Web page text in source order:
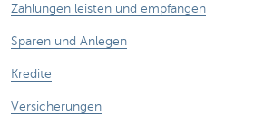
Zahlungen leisten und empfangen
Sparen und Anlegen
Kredite
Versicherungen